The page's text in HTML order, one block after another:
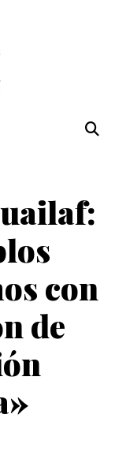
con
de